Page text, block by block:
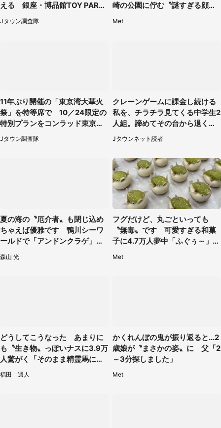
える 銀座・博品館TOY PARK
へ急げ【8／8～31】
Jタウン調査隊
崎の公園に佇む〝謎すぎる顔〟
Met
11年ぶり開催の「東京湾大華火
祭」を特等席で 10／24限定の
特別プランをコンラッド東京が
販売【8／3～10／16】
Jタウン調査隊
クレーンゲームに課金し続ける
私を、チラチラ見てくる中学生2
人組。諦めてその台から退く
と、後ろから声が（東京都・40
代女性）
Jタウンネット読者
夏の海の〝厄介者〟も閉じ込め
ちゃえば優雅です 鴨川シーワ
ールドで「アンドンクラゲ」期
間限定展示【7／29～】
森山 光
フグだけど、丸ごといっても
〝無毒〟です 可愛すぎる和菓
子に4.7万人夢中「ふぐぅ～」
Met
どうしてこうなった あまりに
も〝生き物〟っぽいナスに3.9万
人驚がく「そのまま精霊馬に使
えそう」
福田 週人
かくれんぼの鬼が振り返ると...2
歳娘が〝まさかの姿〟に 父「2
～3分探しました」
Met